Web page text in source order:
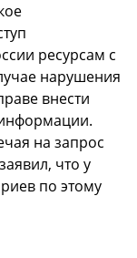
ресурсам с
нарушения
внести
на запрос
что у
по этому